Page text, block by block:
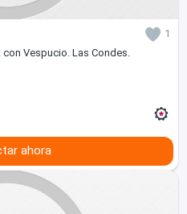
1
Vespucio. Las Condes.
ahora